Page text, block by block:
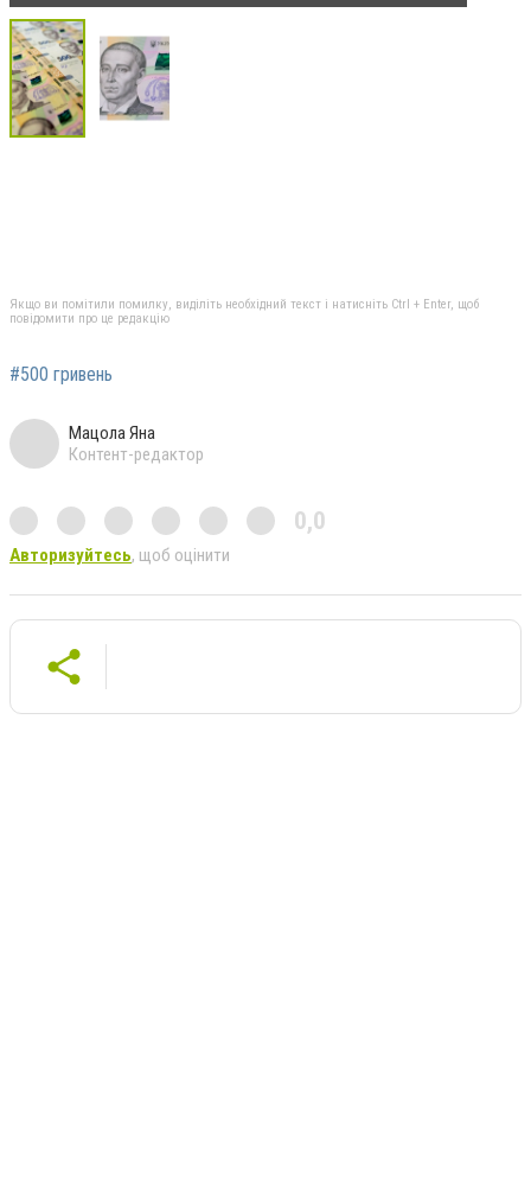
Якщо ви помітили помилку, виділіть необхідний текст і натисніть Ctrl + Enter, щоб
повідомити про це редакцію
#500 гривень
Мацола Яна
Контент-редактор
0,0
Авторизуйтесь, щоб оцінити